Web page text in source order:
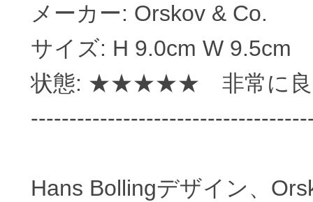
メーカー: Orskov & Co.
サイズ: H 9.0cm W 9.5cm
状態: ★★★★★ 非常に良
Hans Bollingデザイン、